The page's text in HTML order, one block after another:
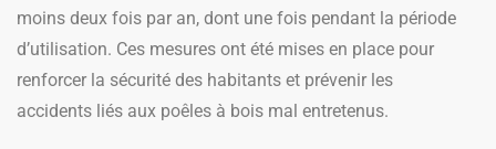
moins deux fois par an, dont une fois pendant la période
d’utilisation. Ces mesures ont été mises en place pour
renforcer la sécurité des habitants et prévenir les
accidents liés aux poêles à bois mal entretenus.